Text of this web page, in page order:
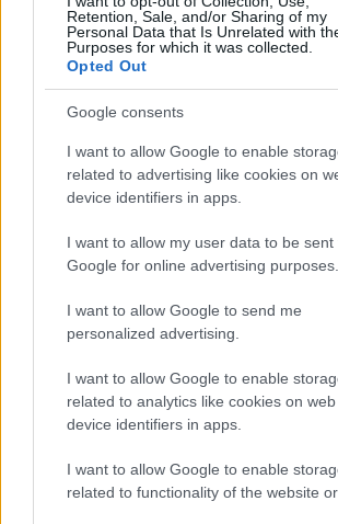
Retention, Sale, and/or Sharing of my
Personal Data that Is Unrelated with
Purposes for which it was collected.
Opted Out
Google consents
I want to allow Google to enable
related to advertising like cookies on
device identifiers in apps.
I want to allow my user data to be sent
Google for online advertising purposes.
I want to allow Google to send me
personalized advertising.
I want to allow Google to enable
related to analytics like cookies on
device identifiers in apps.
I want to allow Google to enable
related to functionality of the website or
b
o
o
k
te
r
re
st
s
A
p
re
Prossimo articolo
È morto Francesco Guccini, il
rifiuto la Costa Smeralda
Nuovo sportello rifiuti a Palau,
lista delle 4 realtà più
reading su Atzeni